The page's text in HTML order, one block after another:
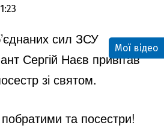
сил ЗСУ
Сергій Наєв привітав
зі святом.
та посестри!
Мої відео